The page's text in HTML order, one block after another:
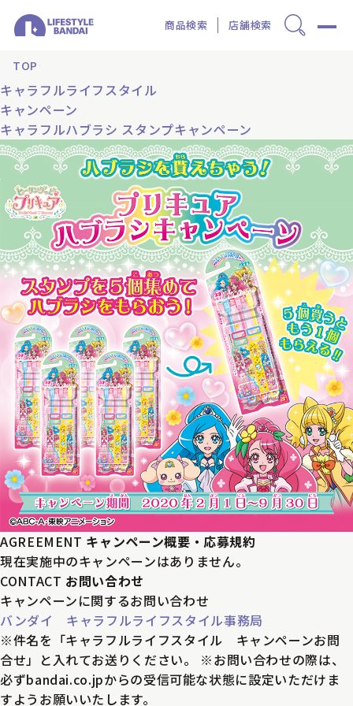
商品検索 店舗検索
TOP
キャラフルライフスタイル
キャンペーン
キャラフルハブラシ スタンプキャンペーン
AGREEMENT キャンペーン概要・応募規約
現在実施中のキャンペーンはありません。
CONTACT お問い合わせ
キャンペーンに関するお問い合わせ
バンダイ キャラフルライフスタイル事務局
※件名を「キャラフルライフスタイル キャンペーンお問
合せ」と入れてお送りください。
※お問い合わせの際は、
必ずbandai.co.jpからの受信可能な状態に設定いただけま
すようお願いいたします。